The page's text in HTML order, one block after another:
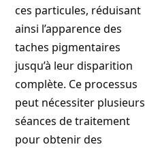
ces particules, réduisant
ainsi l’apparence des
taches pigmentaires
jusqu’à leur disparition
complète. Ce processus
peut nécessiter plusieurs
séances de traitement
pour obtenir des